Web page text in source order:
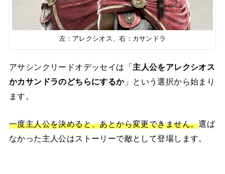
左：アレクシオス、右：カサンドラ
アサシンクリードオデッセイは「主人公をアレクシオス
かカサンドラのどちらにするか」という選択から始まり
ます。
一度主人公を決めると、あとから変更できません。選ば
なかった主人公はストーリーで敵として登場します。